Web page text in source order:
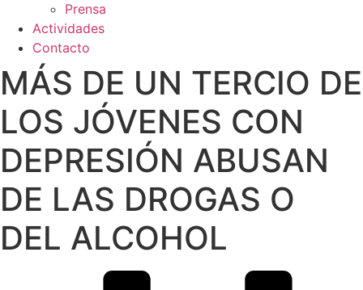
Prensa
Actividades
Contacto
MÁS DE UN TERCIO DE
LOS JÓVENES CON
DEPRESIÓN ABUSAN
DE LAS DROGAS O
DEL ALCOHOL